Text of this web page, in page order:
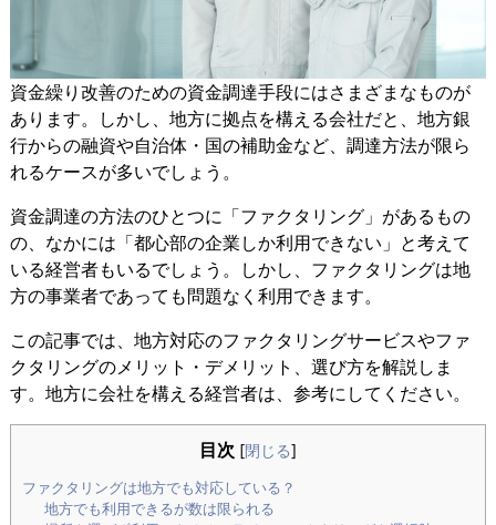
資金繰り改善のための資金調達手段にはさまざまなものが
あります。しかし、地方に拠点を構える会社だと、地方銀
行からの融資や自治体・国の補助金など、調達方法が限ら
れるケースが多いでしょう。
資金調達の方法のひとつに「ファクタリング」があるもの
の、なかには「都心部の企業しか利用できない」と考えて
いる経営者もいるでしょう。しかし、ファクタリングは地
方の事業者であっても問題なく利用できます。
この記事では、地方対応のファクタリングサービスやファ
クタリングのメリット・デメリット、選び方を解説しま
す。地方に会社を構える経営者は、参考にしてください。
目次 [閉じる]
ファクタリングは地方でも対応している？
地方でも利用できるが数は限られる